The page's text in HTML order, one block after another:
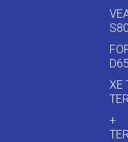
S80
XE
+